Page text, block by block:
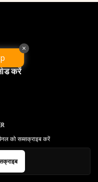
करें
को सब्सक्राइब करें
×